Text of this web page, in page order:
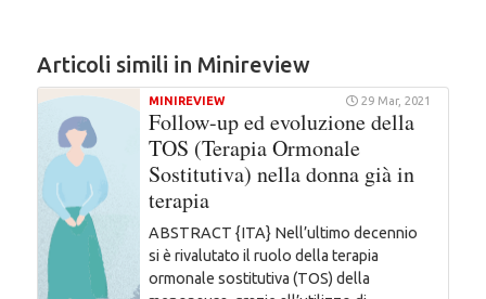
Articoli simili in Minireview
MINIREVIEW 29 Mar, 2021
Follow-up ed evoluzione della
TOS (Terapia Ormonale
Sostitutiva) nella donna già in
terapia
ABSTRACT {ITA} Nell’ultimo decennio
si è rivalutato il ruolo della terapia
ormonale sostitutiva (TOS) della